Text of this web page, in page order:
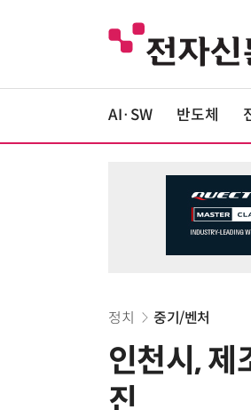
AI·SW 반도체
정치 중기/벤처
인천시, 제
진